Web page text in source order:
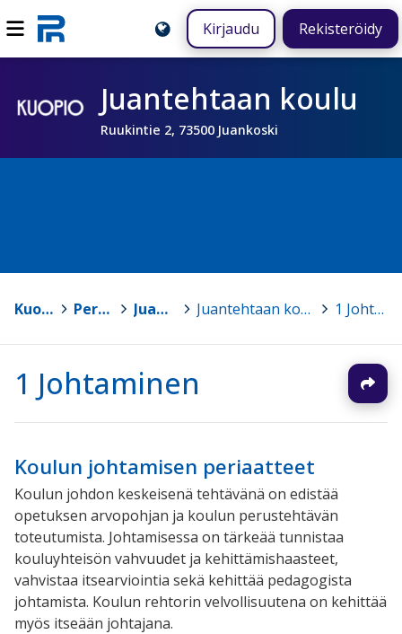
Kirjaudu Rekisteröidy
Juantehtaan koulu
Ruukintie 2, 73500 Juankoski
Kuopio > Peruskoulut > Juantehtaan koulu > Juantehtaan koulun lukuvuosisuunnitelma 2023 - 2024 > 1 Johtaminen
1 Johtaminen
Koulun johtamisen periaatteet
Koulun johdon keskeisenä tehtävänä on edistää
opetuksen arvopohjan ja koulun perustehtävän
toteutumista. Johtamisessa on tärkeää tunnistaa
kouluyhteisön vahvuudet ja kehittämishaasteet,
vahvistaa itsearviointia sekä kehittää pedagogista
johtamista. Koulun rehtorin velvollisuutena on kehittää
myös itseään johtajana.